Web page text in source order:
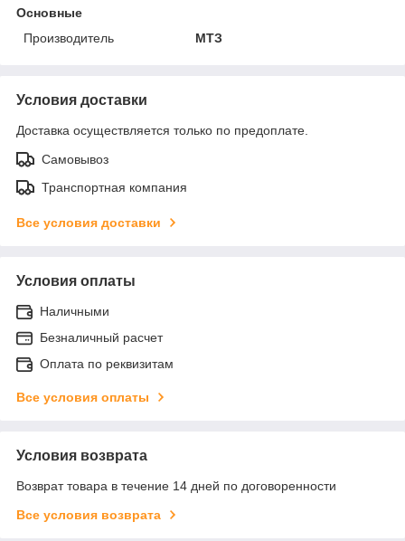
Основные
Производитель
МТЗ
Условия доставки
Доставка осуществляется только по предоплате.
Самовывоз
Транспортная компания
Все условия доставки
Условия оплаты
Наличными
Безналичный расчет
Оплата по реквизитам
Все условия оплаты
Условия возврата
Возврат товара в течение 14 дней по договоренности
Все условия возврата